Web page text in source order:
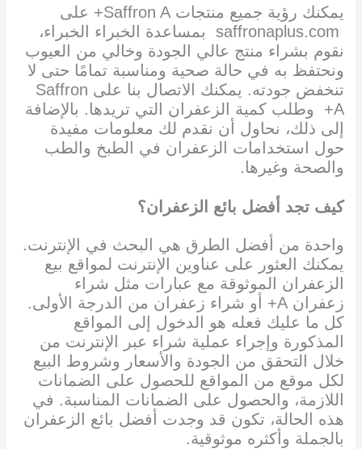
يمكنك رؤية جميع منتجات Saffron A+ على
saffronaplus.com بمساعدة الخبراء الخبراء،
نقوم بشراء منتج عالي الجودة وخالي من العيوب
ونحتفظ به في حالة صحية ومناسبة تمامًا حتى لا
تنخفض جودته. يمكنك الاتصال بنا على Saffron
A+ وطلب كمية الزعفران التي تريدها. بالإضافة
إلى ذلك، نحاول أن نقدم لك معلومات مفيدة
حول استخدامات الزعفران في الطبخ والطب
والصحة وغيرها.
كيف تجد أفضل بائع الزعفران؟
واحدة من أفضل الطرق هي البحث في الإنترنت.
يمكنك العثور على عناوين الإنترنت لمواقع بيع
الزعفران الموثوقة مع عبارات مثل شراء
زعفران A+ أو شراء زعفران من الدرجة الأولى.
كل ما عليك فعله هو الدخول إلى المواقع
المذكورة وإجراء عملية شراء عبر الإنترنت من
خلال التحقق من الجودة والأسعار وشروط البيع
لكل موقع من المواقع للحصول على الضمانات
اللازمة، والحصول على الضمانات المناسبة. في
هذه الحالة، تكون قد وجدت أفضل بائع الزعفران
بالجملة وأكثره موثوقية.